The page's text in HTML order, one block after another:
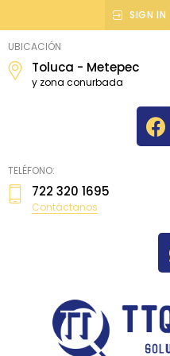
SIGN IN
topografiatoluca
UBICACIÓN
Toluca - Metepec
y zona conurbada
TELÉFONO:
722 320 1695
Contáctanos